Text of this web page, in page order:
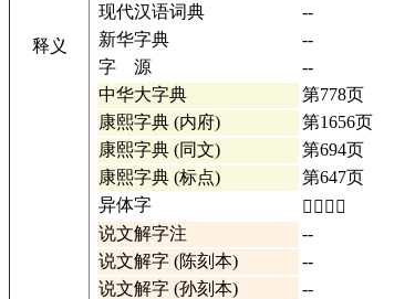
释义
现代汉语词典
--
新华字典
--
字 源
--
中华大字典
第778页
康熙字典 (内府)
第1656页
康熙字典 (同文)
第694页
康熙字典 (标点)
第647页
异体字
𤗌𤗩详情
说文解字注
--
说文解字 (陈刻本)
--
说文解字 (孙刻本)
--